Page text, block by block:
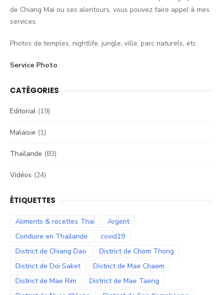
de Chiang Mai ou ses alentours, vous pouvez faire appel à mes
services.
Photos de temples, nightlife, jungle, ville, parc naturels, etc.
Service Photo
CATÉGORIES
Editorial (19)
Malaisie (1)
Thaïlande (83)
Vidéos (24)
ÉTIQUETTES
Aliments & recettes Thaï
Argent
Conduire en Thaïlande
covid19
District de Chiang Dao
District de Chom Thong
District de Doi Saket
District de Mae Chaem
District de Mae Rim
District de Mae Taeng